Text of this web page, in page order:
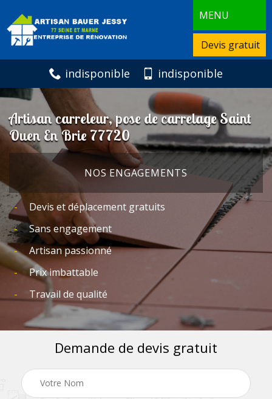
MENU
Devis gratuit
indisponible indisponible
Artisan carreleur, pose de carrelage Saint
Ouen En Brie 77720
NOS ENGAGEMENTS
Devis et déplacement gratuits
Sans engagement
Artisan passionné
Prix imbattable
Travail de qualité
Demande de devis gratuit